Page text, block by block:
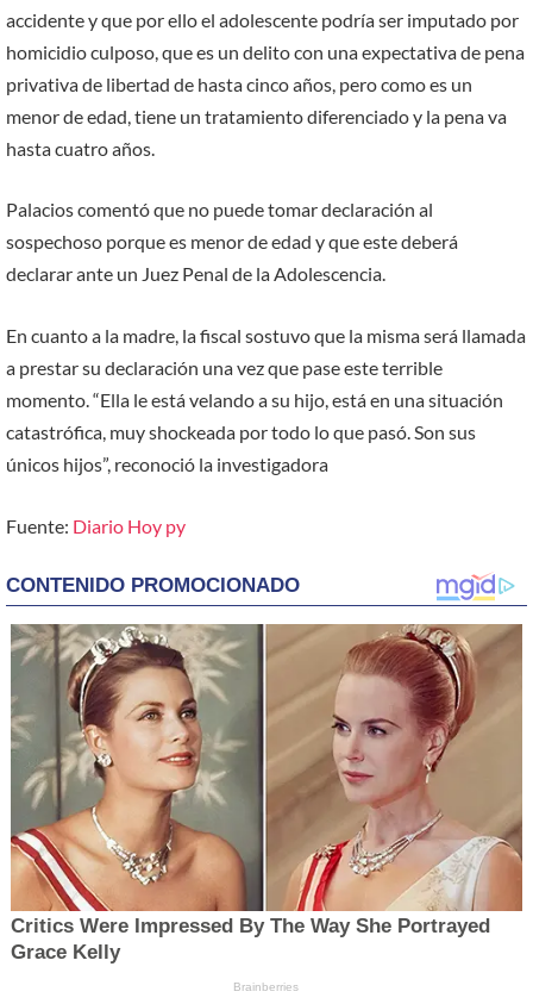
accidente y que por ello el adolescente podría ser imputado por
homicidio culposo, que es un delito con una expectativa de pena
privativa de libertad de hasta cinco años, pero como es un
menor de edad, tiene un tratamiento diferenciado y la pena va
hasta cuatro años.
Palacios comentó que no puede tomar declaración al
sospechoso porque es menor de edad y que este deberá
declarar ante un Juez Penal de la Adolescencia.
En cuanto a la madre, la fiscal sostuvo que la misma será llamada
a prestar su declaración una vez que pase este terrible
momento. “Ella le está velando a su hijo, está en una situación
catastrófica, muy shockeada por todo lo que pasó. Son sus
únicos hijos”, reconoció la investigadora
Fuente: Diario Hoy py